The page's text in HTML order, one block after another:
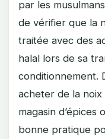
par les
de vérifier que la
traitée avec des
halal lors de sa
conditionnement.
acheter de la
magasin d’épices
bonne pratique